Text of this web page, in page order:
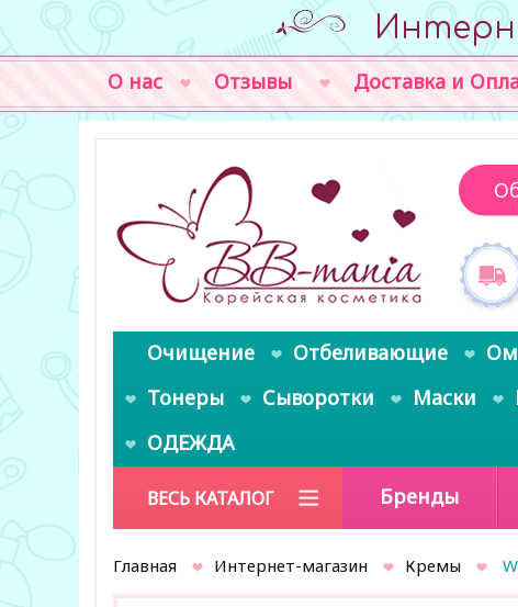
О нас Отзывы Доставка и
Очищение Отбеливающие
Тонеры
Сыворотки Маски
ОДЕЖДА
ВЕСЬ КАТАЛОГ Бренды
Главная Интернет-магазин Кремы